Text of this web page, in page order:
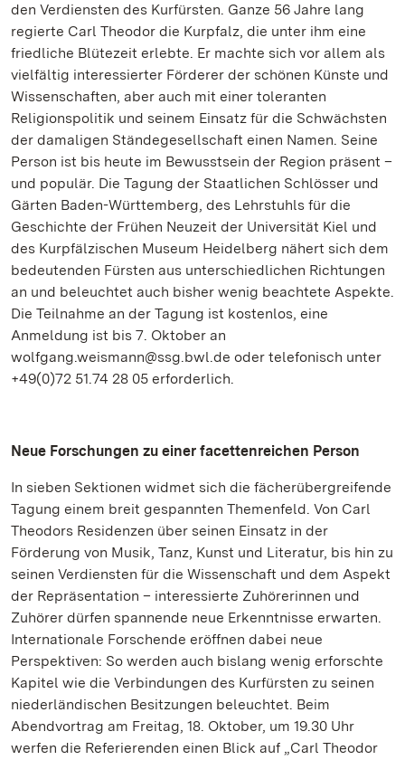
den Verdiensten des Kurfürsten. Ganze 56 Jahre lang
regierte Carl Theodor die Kurpfalz, die unter ihm eine
friedliche Blütezeit erlebte. Er machte sich vor allem als
vielfältig interessierter Förderer der schönen Künste und
Wissenschaften, aber auch mit einer toleranten
Religionspolitik und seinem Einsatz für die Schwächsten
der damaligen Ständegesellschaft einen Namen. Seine
Person ist bis heute im Bewusstsein der Region präsent –
und populär. Die Tagung der Staatlichen Schlösser und
Gärten Baden-Württemberg, des Lehrstuhls für die
Geschichte der Frühen Neuzeit der Universität Kiel und
des Kurpfälzischen Museum Heidelberg nähert sich dem
bedeutenden Fürsten aus unterschiedlichen Richtungen
an und beleuchtet auch bisher wenig beachtete Aspekte.
Die Teilnahme an der Tagung ist kostenlos, eine
Anmeldung ist bis 7. Oktober an
wolfgang.weismann@ssg.bwl.de oder telefonisch unter
+49(0)72 51.74 28 05 erforderlich.
Neue Forschungen zu einer facettenreichen Person
In sieben Sektionen widmet sich die fächerübergreifende
Tagung einem breit gespannten Themenfeld. Von Carl
Theodors Residenzen über seinen Einsatz in der
Förderung von Musik, Tanz, Kunst und Literatur, bis hin zu
seinen Verdiensten für die Wissenschaft und dem Aspekt
der Repräsentation – interessierte Zuhörerinnen und
Zuhörer dürfen spannende neue Erkenntnisse erwarten.
Internationale Forschende eröffnen dabei neue
Perspektiven: So werden auch bislang wenig erforschte
Kapitel wie die Verbindungen des Kurfürsten zu seinen
niederländischen Besitzungen beleuchtet. Beim
Abendvortrag am Freitag, 18. Oktober, um 19.30 Uhr
werfen die Referierenden einen Blick auf „Carl Theodor